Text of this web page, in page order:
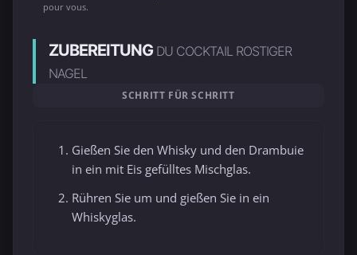
pour vous.
ZUBEREITUNG DU COCKTAIL ROSTIGER
NAGEL
SCHRITT FÜR SCHRITT
Gießen Sie den Whisky und den Drambuie
in ein mit Eis gefülltes Mischglas.
Rühren Sie um und gießen Sie in ein
Whiskyglas.